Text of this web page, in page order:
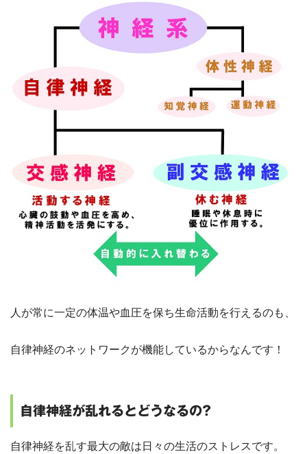
人が常に一定の体温や血圧を保ち生命活動を行えるのも、
自律神経のネットワークが機能しているからなんです！
自律神経が乱れるとどうなるの?
自律神経を乱す最大の敵は日々の生活のストレスです。